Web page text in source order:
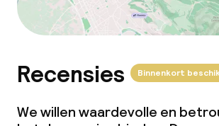
Recensies Binnenkort
We willen waardevolle en